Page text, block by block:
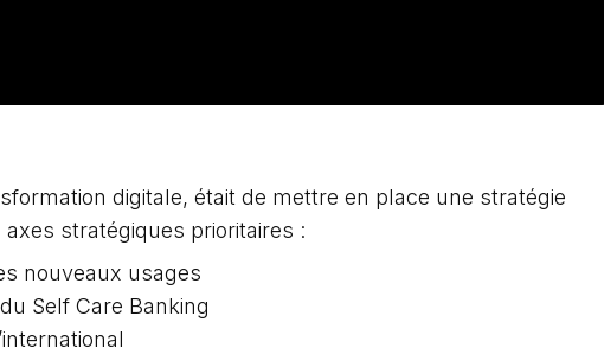
digitale, était de mettre en place une stratégie
stratégiques prioritaires :
nouveaux usages
Self Care Banking